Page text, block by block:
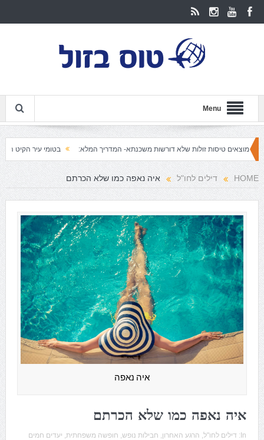
Menu
טיסות זולות שלא דורשות משכנתא- המדריך המלא: בטומי עיר הקיט האולטימטיבית
HOME דילים לחו"ל איה נאפה כמו שלא הכרתם
איה נאפה
איה נאפה כמו שלא הכרתם
In: דילים לחו"ל, הרגע האחרון, חבילות נופש, חופשה משפחתית, יעדים חמים